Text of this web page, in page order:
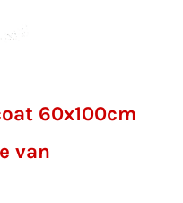
60x100cm
van